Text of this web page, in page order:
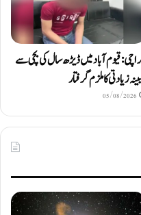
قیوم آباد میں ڈیڑھ سال کی بچی سے
زیادتی کا ملزم گرفتار
05/08/2026